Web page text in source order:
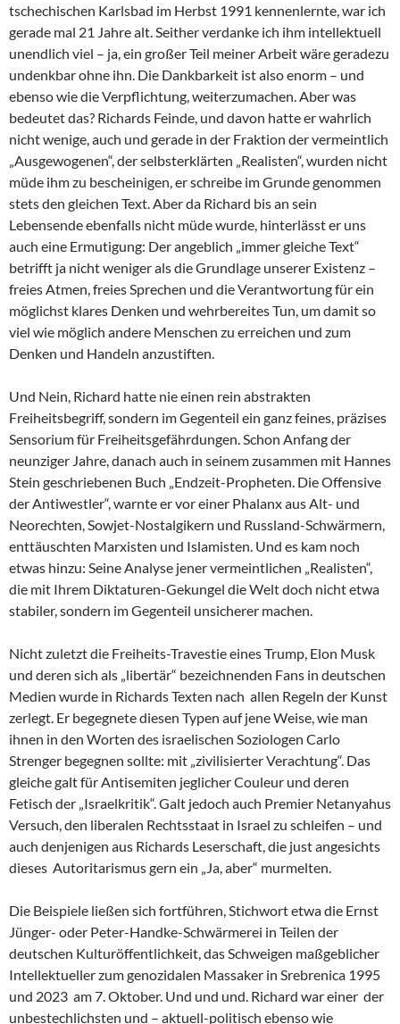
tschechischen Karlsbad im Herbst 1991 kennenlernte, war ich
gerade mal 21 Jahre alt. Seither verdanke ich ihm intellektuell
unendlich viel – ja, ein großer Teil meiner Arbeit wäre geradezu
undenkbar ohne ihn. Die Dankbarkeit ist also enorm – und
ebenso wie die Verpflichtung, weiterzumachen. Aber was
bedeutet das? Richards Feinde, und davon hatte er wahrlich
nicht wenige, auch und gerade in der Fraktion der vermeintlich
„Ausgewogenen“, der selbsterklärten „Realisten“, wurden nicht
müde ihm zu bescheinigen, er schreibe im Grunde genommen
stets den gleichen Text. Aber da Richard bis an sein
Lebensende ebenfalls nicht müde wurde, hinterlässt er uns
auch eine Ermutigung: Der angeblich „immer gleiche Text“
betrifft ja nicht weniger als die Grundlage unserer Existenz –
freies Atmen, freies Sprechen und die Verantwortung für ein
möglichst klares Denken und wehrbereites Tun, um damit so
viel wie möglich andere Menschen zu erreichen und zum
Denken und Handeln anzustiften.
Und Nein, Richard hatte nie einen rein abstrakten
Freiheitsbegriff, sondern im Gegenteil ein ganz feines, präzises
Sensorium für Freiheitsgefährdungen. Schon Anfang der
neunziger Jahre, danach auch in seinem zusammen mit Hannes
Stein geschriebenen Buch „Endzeit-Propheten. Die Offensive
der Antiwestler“, warnte er vor einer Phalanx aus Alt- und
Neorechten, Sowjet-Nostalgikern und Russland-Schwärmern,
enttäuschten Marxisten und Islamisten. Und es kam noch
etwas hinzu: Seine Analyse jener vermeintlichen „Realisten“,
die mit Ihrem Diktaturen-Gekungel die Welt doch nicht etwa
stabiler, sondern im Gegenteil unsicherer machen.
Nicht zuletzt die Freiheits-Travestie eines Trump, Elon Musk
und deren sich als „libertär“ bezeichnenden Fans in deutschen
Medien wurde in Richards Texten nach allen Regeln der Kunst
zerlegt. Er begegnete diesen Typen auf jene Weise, wie man
ihnen in den Worten des israelischen Soziologen Carlo
Strenger begegnen sollte: mit „zivilisierter Verachtung“. Das
gleiche galt für Antisemiten jeglicher Couleur und deren
Fetisch der „Israelkritik“. Galt jedoch auch Premier Netanyahus
Versuch, den liberalen Rechtsstaat in Israel zu schleifen – und
auch denjenigen aus Richards Leserschaft, die just angesichts
dieses Autoritarismus gern ein „Ja, aber“ murmelten.
Die Beispiele ließen sich fortführen, Stichwort etwa die Ernst
Jünger- oder Peter-Handke-Schwärmerei in Teilen der
deutschen Kulturöffentlichkeit, das Schweigen maßgeblicher
Intellektueller zum genozidalen Massaker in Srebrenica 1995
und 2023 am 7. Oktober. Und und und. Richard war einer der
unbestechlichsten und – aktuell-politisch ebenso wie